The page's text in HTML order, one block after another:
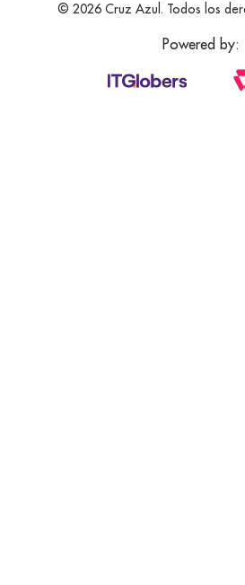
© 2026 Cruz Azul. Todos los
Powered by: